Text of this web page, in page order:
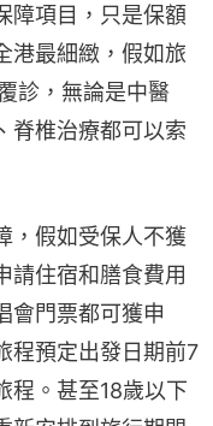
障項目，只是保額
港最細緻，假如旅
診，無論是中醫
脊椎治療都可以索
，假如受保人不獲
請住宿和膳食費用
會門票都可獲申
程預定出發日期前7
程。甚至18歲以下